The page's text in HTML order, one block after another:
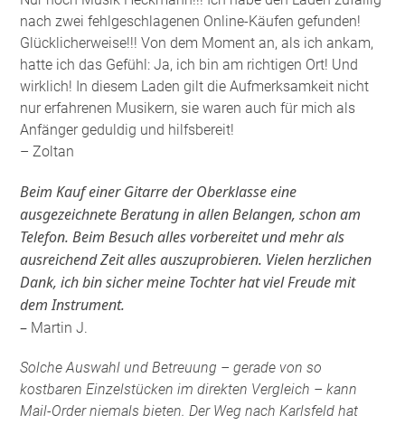
nach zwei fehlgeschlagenen Online-Käufen gefunden!
Glücklicherweise!!! Von dem Moment an, als ich ankam,
hatte ich das Gefühl: Ja, ich bin am richtigen Ort! Und
wirklich! In diesem Laden gilt die Aufmerksamkeit nicht
nur erfahrenen Musikern, sie waren auch für mich als
Anfänger geduldig und hilfsbereit!
– Zoltan
Beim Kauf einer Gitarre der Oberklasse eine
ausgezeichnete Beratung in allen Belangen, schon am
Telefon. Beim Besuch alles vorbereitet und mehr als
ausreichend Zeit alles auszuprobieren. Vielen herzlichen
Dank, ich bin sicher meine Tochter hat viel Freude mit
dem Instrument.
– Martin J.
Solche Auswahl und Betreuung – gerade von so
kostbaren Einzelstücken im direkten Vergleich – kann
Mail-Order niemals bieten. Der Weg nach Karlsfeld hat